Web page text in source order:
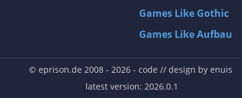
Games Like Gothic
Games Like Aufbau
© eprison.de 2008 - 2026- code // design by enuis
latest version: 2026.0.1